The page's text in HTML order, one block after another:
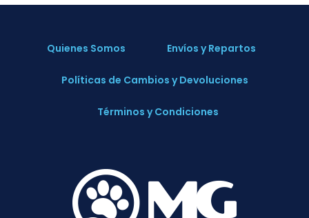
Quienes Somos Envíos y Repartos
Políticas de Cambios y Devoluciones
Términos y Condiciones